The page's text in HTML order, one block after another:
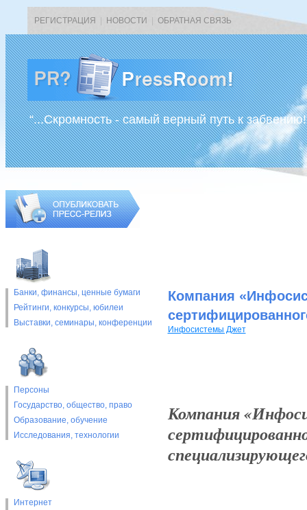
РЕГИСТРАЦИЯ НОВОСТИ ОБРАТНАЯ СВЯЗЬ
“...Скромность - самый верный путь к
Банки, финансы, ценные бумаги
Рейтинги, конкурсы, юбилеи
Выставки, cеминары, конференции
Персоны
Государство, общество, право
Образование, обучение
Исследования, технологии
Интернет
Компания
Инфосистемы Джет
Компания